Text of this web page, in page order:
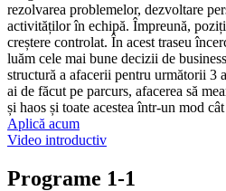
rezolvarea problemelor, dezvoltare
activităților în echipă. Împreună,
creștere controlat. În acest traseu
luăm cele mai bune decizii de
structură a afacerii pentru următorii 3
ai de făcut pe parcurs, afacerea să
și haos și toate acestea într-un mod
Aplică acum
Video introductiv
Programe 1-1